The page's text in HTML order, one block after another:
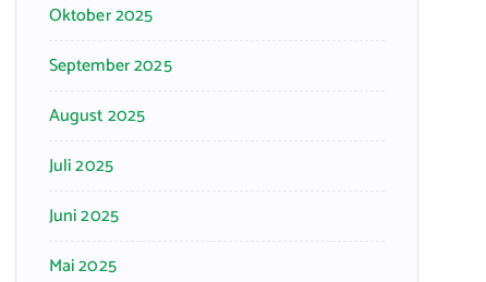
Oktober 2025
September 2025
August 2025
Juli 2025
Juni 2025
Mai 2025